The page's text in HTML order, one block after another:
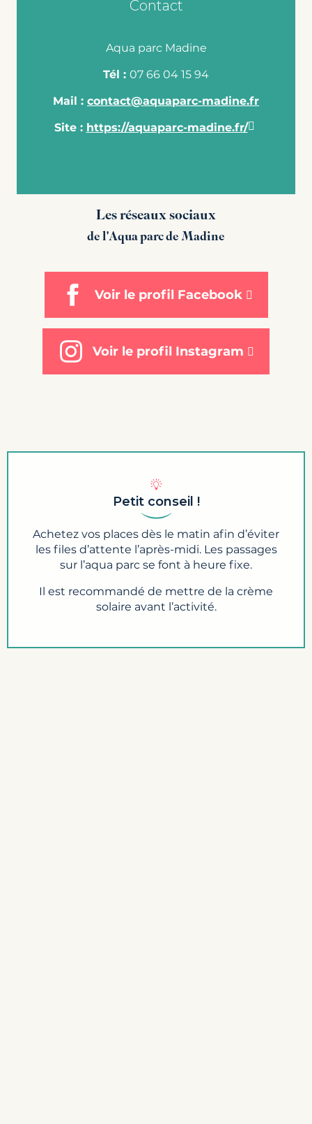
Contact
Aqua parc Madine
Tél : 07 66 04 15 94
Mail : contact@aquaparc-madine.fr
Site : https://aquaparc-madine.fr/
Les réseaux sociaux
de l'Aqua parc de Madine
Voir le profil Facebook
Voir le profil Instagram
Petit conseil !
Achetez vos places dès le matin afin d’éviter
les files d’attente l’après-midi. Les passages
sur l’aqua parc se font à heure fixe.
Il est recommandé de mettre de la crème
solaire avant l’activité.